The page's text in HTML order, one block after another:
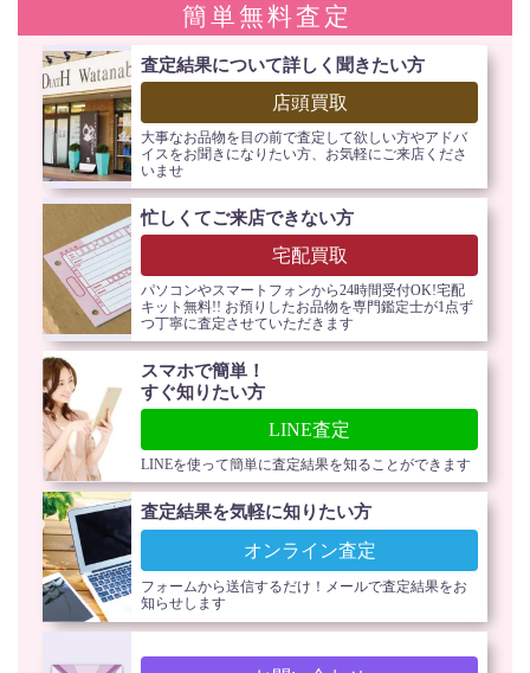
簡単無料査定
査定結果について詳しく聞きたい方
店頭買取
大事なお品物を目の前で査定して欲しい方やアドバ
イスをお聞きになりたい方、お気軽にご来店くださ
いませ
忙しくてご来店できない方
宅配買取
パソコンやスマートフォンから24時間受付OK!宅配
キット無料!! お預りしたお品物を専門鑑定士が1点ず
つ丁寧に査定させていただきます
スマホで簡単！
すぐ知りたい方
LINE査定
LINEを使って簡単に査定結果を知ることができます
査定結果を気軽に知りたい方
オンライン査定
フォームから送信するだけ！メールで査定結果をお
知らせします